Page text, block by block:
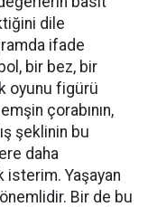
dile
ifade
bir bez, bir
oyunu figürü
çorabının,
şeklinin bu
daha
isterim. Yaşayan
Bir de bu